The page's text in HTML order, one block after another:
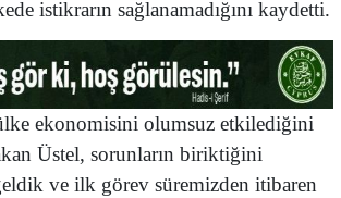
istikrarın sağlanamadığını kaydetti.
ekonomisini olumsuz etkilediğini
Üstel, sorunların biriktiğini
ve ilk görev süremizden itibaren